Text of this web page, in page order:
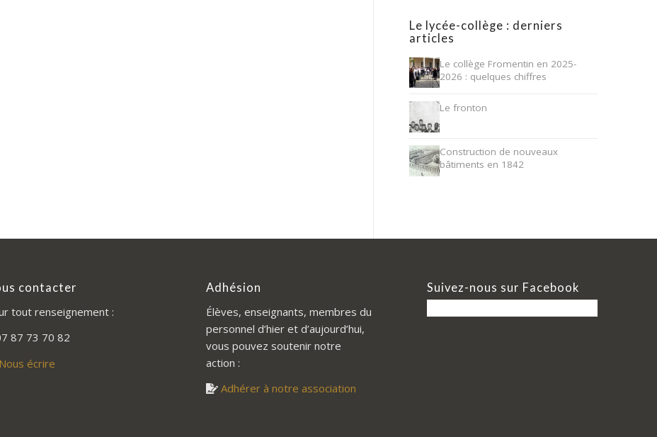
Le lycée-collège : derniers
articles
Le collège Fromentin en 2025-
2026 : quelques chiffres
Le fronton
Construction de nouveaux
bâtiments en 1842
contacter
tout renseignement :
87 73 70 82
Nous écrire
Adhésion
Élèves, enseignants, membres du
personnel d’hier et d’aujourd’hui,
vous pouvez soutenir notre
action :
Adhérer à notre association
Suivez-nous sur Facebook